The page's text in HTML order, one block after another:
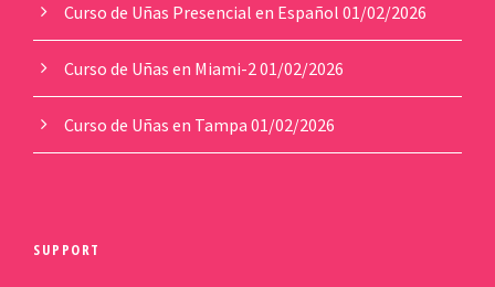
Curso de Uñas Presencial en Español 01/02/2026
Curso de Uñas en Miami-201/02/2026
Curso de Uñas en Tampa 01/02/2026
SUPPORT